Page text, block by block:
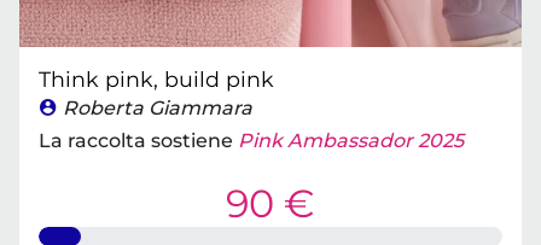
Think pink, build pink
Roberta Giammara
La raccolta sostiene Pink Ambassador 2025
90 €